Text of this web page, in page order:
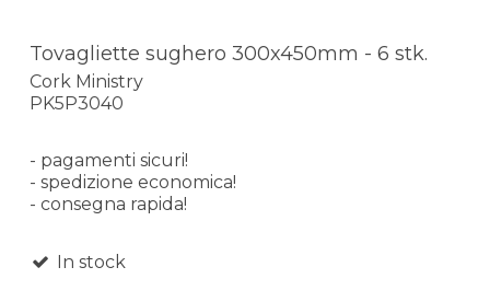
Tovagliette sughero 300x450mm - 6 stk.
Cork Ministry
PK5P3040
- pagamenti sicuri!
- spedizione economica!
- consegna rapida!
In stock